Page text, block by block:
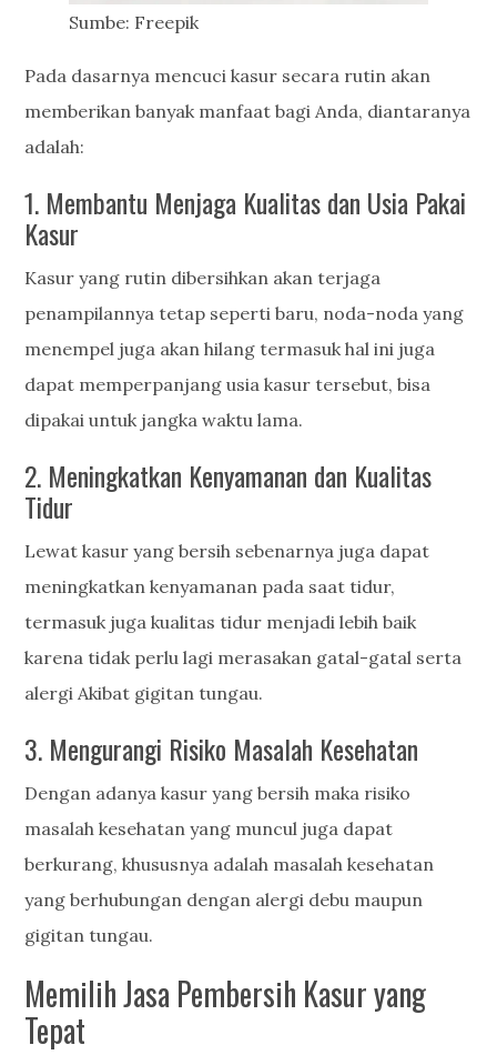
Sumbe: Freepik
Pada dasarnya mencuci kasur secara rutin akan
memberikan banyak manfaat bagi Anda, diantaranya
adalah:
1. Membantu Menjaga Kualitas dan Usia Pakai
Kasur
Kasur yang rutin dibersihkan akan terjaga
penampilannya tetap seperti baru, noda-noda yang
menempel juga akan hilang termasuk hal ini juga
dapat memperpanjang usia kasur tersebut, bisa
dipakai untuk jangka waktu lama.
2. Meningkatkan Kenyamanan dan Kualitas
Tidur
Lewat kasur yang bersih sebenarnya juga dapat
meningkatkan kenyamanan pada saat tidur,
termasuk juga kualitas tidur menjadi lebih baik
karena tidak perlu lagi merasakan gatal-gatal serta
alergi Akibat gigitan tungau.
3. Mengurangi Risiko Masalah Kesehatan
Dengan adanya kasur yang bersih maka risiko
masalah kesehatan yang muncul juga dapat
berkurang, khususnya adalah masalah kesehatan
yang berhubungan dengan alergi debu maupun
gigitan tungau.
Memilih Jasa Pembersih Kasur yang
Tepat